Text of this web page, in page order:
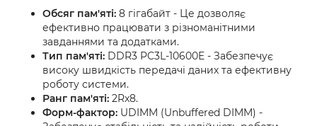
Обсяг пам'яті: 8 гігабайт - Це дозволяє
ефективно працювати з різноманітними
завданнями та додатками.
Тип пам'яті: DDR3 PC3L-10600E - Забезпечує
високу швидкість передачі даних та ефективну
роботу системи.
Ранг пам'яті: 2Rx8.
Форм-фактор: UDIMM (Unbuffered DIMM) -